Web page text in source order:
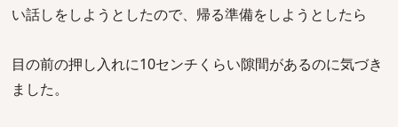
い話しをしようとしたので、帰る準備をしようとしたら
目の前の押し入れに10センチくらい隙間があるのに気づき
ました。